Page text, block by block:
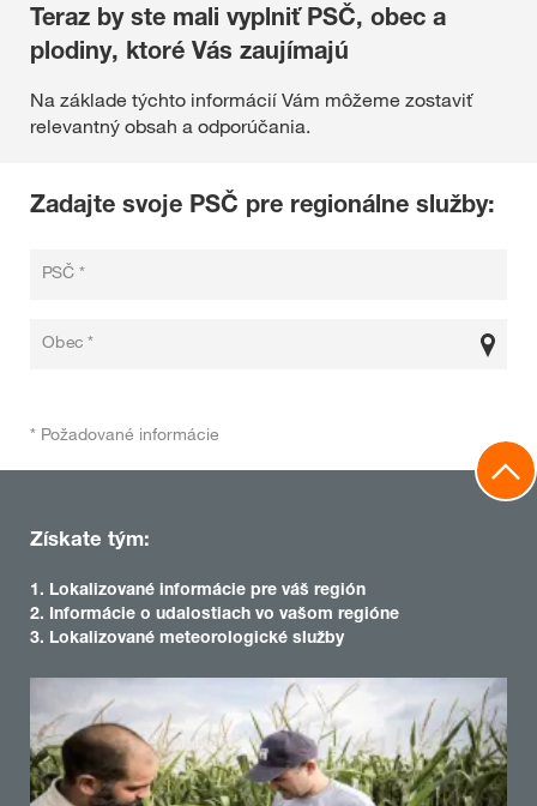
Teraz by ste mali vyplniť PSČ, obec a
plodiny, ktoré Vás zaujímajú
Na základe týchto informácií Vám môžeme zostaviť
relevantný obsah a odporúčania.
Zadajte svoje PSČ pre regionálne služby:
PSČ *
Obec *
* Požadované informácie
Získate tým:
1. Lokalizované informácie pre váš región
2. Informácie o udalostiach vo vašom regióne
3. Lokalizované meteorologické služby